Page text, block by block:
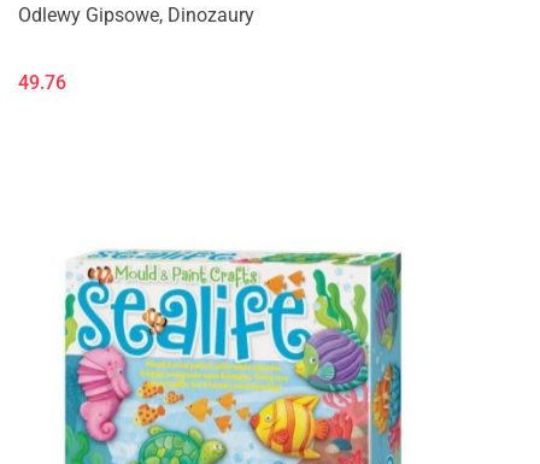
Odlewy Gipsowe, Dinozaury
49.76